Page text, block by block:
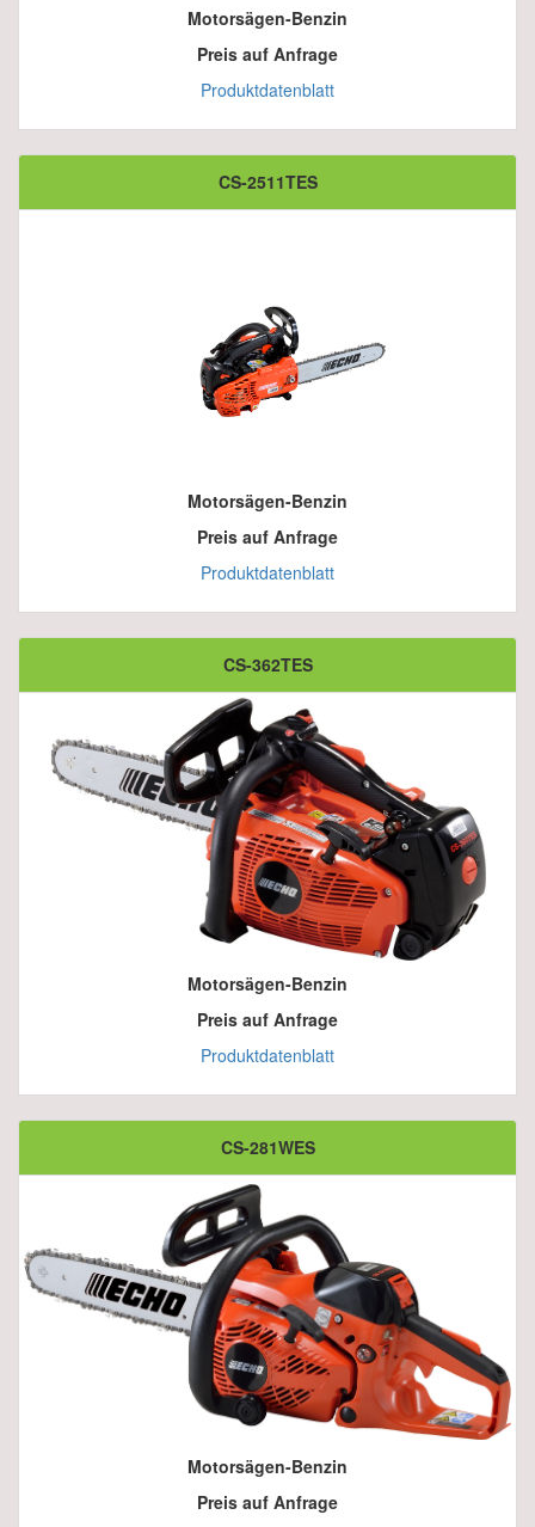
Motorsägen-Benzin
Preis auf Anfrage
Produktdatenblatt
CS-2511TES
Motorsägen-Benzin
Preis auf Anfrage
Produktdatenblatt
CS-362TES
Motorsägen-Benzin
Preis auf Anfrage
Produktdatenblatt
CS-281WES
Motorsägen-Benzin
Preis auf Anfrage